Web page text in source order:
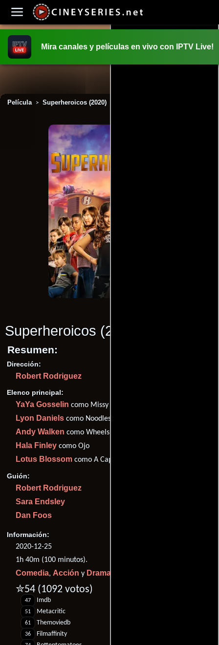
Mira canales y películas en vivo con IPTV Live!
Película > Superheroicos (2020)
Superheroicos (2020)
Resumen:
Dirección:
Robert Rodriguez
Elenco principal:
YaYa Gosselin como Missy Moreno
Lyon Daniels como Noodles
Andy Walken como Wheels
Hala Finley como Ojo
Lotus Blossom como A Capella
Guión:
Robert Rodriguez
Sara Endsley
Dan Foos
Información:
2020-12-25
1h 40m (100 minutos).
Comedia, Acción y Drama
✮54 (1092 votos)
47 Imdb
51 Metacritic
61 Themoviedb
36 Filmaffinity